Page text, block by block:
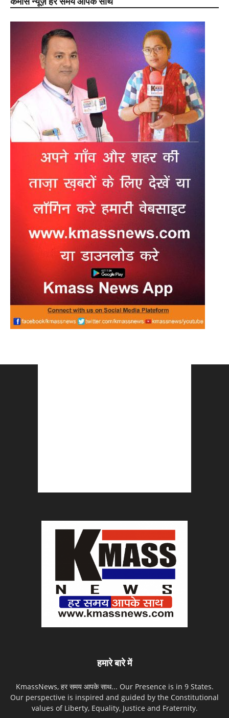
हमारे बारे में
KmassNews, हर समय आपके साथ... Our Presence is in 9 States.
Our perspective is inspired and guided by the Constitutional
values of Liberty, Equality, Justice and Fraternity.